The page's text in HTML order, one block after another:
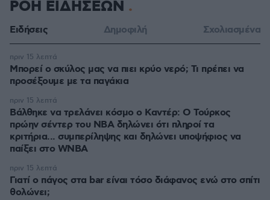
ΡΟΗ ΕΙΔΗΣΕΩΝ
Ειδήσεις Δημοφιλή Σχολιασμένα
Μπορεί ο σκύλος μας να πιει κρύο νερό; Τι πρέπει να
προσέξουμε με τα παγάκια
πριν 15 λεπτά
Βάλθηκε να τρελάνει κόσμο ο Καντέρ: Ο Τούρκος
πρώην σέντερ του NBA δηλώνει ότι πληροί τα
κριτήρια... συμπερίληψης και δηλώνει υποψήφιος να
παίξει στο WNBA
πριν 15 λεπτά
Γιατί ο πάγος στα bar είναι τόσο διάφανος ενώ στο σπίτι
θολώνει;
πριν 15 λεπτά